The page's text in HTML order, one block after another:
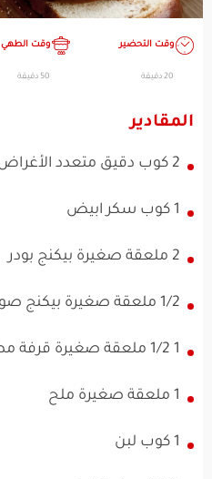
وقت التحضير
20 دقيقة
وقت الطهي
50 دقيقة
المقادير
2 كوب دقيق متعدد الأغراض
1 كوب سكر ابيض
2 ملعقة صغيرة بيكنج بودر
1/2 ملعقة صغيرة بيكنج صودا
1 1/2 ملعقة صغيرة قرفة مطحونة
1 ملعقة صغيرة ملح
1 كوب لبن